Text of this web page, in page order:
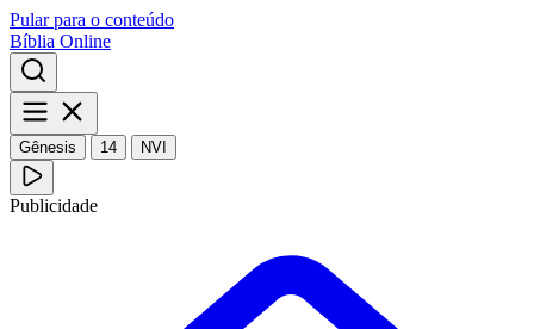
Pular para o conteúdo
Bíblia Online
Gênesis 14 NVI
Publicidade